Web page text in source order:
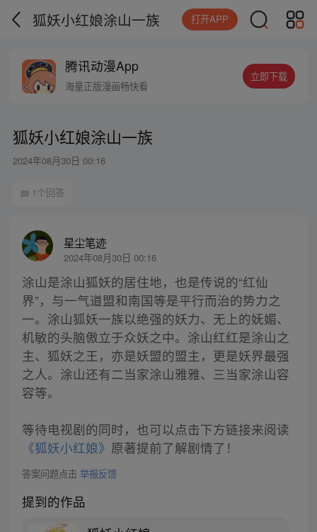
狐妖小红娘涂山一族 打开APP
腾讯动漫App
海量正版漫画畅快看
立即下载
狐妖小红娘涂山一族
2024年08月30日 00:16
1个回答
星尘笔迹
2024年08月30日 00:16
涂山是涂山狐妖的居住地，也是传说的“红仙
界”，与一气道盟和南国等是平行而治的势力之
一。涂山狐妖一族以绝强的妖力、无上的妩媚、
机敏的头脑傲立于众妖之中。涂山红红是涂山之
主、狐妖之王，亦是妖盟的盟主，更是妖界最强
之人。涂山还有二当家涂山雅雅、三当家涂山容
容等。
等待电视剧的同时，也可以点击下方链接来阅读
《狐妖小红娘》 原著提前了解剧情了！
答案问题点击 举报反馈
提到的作品